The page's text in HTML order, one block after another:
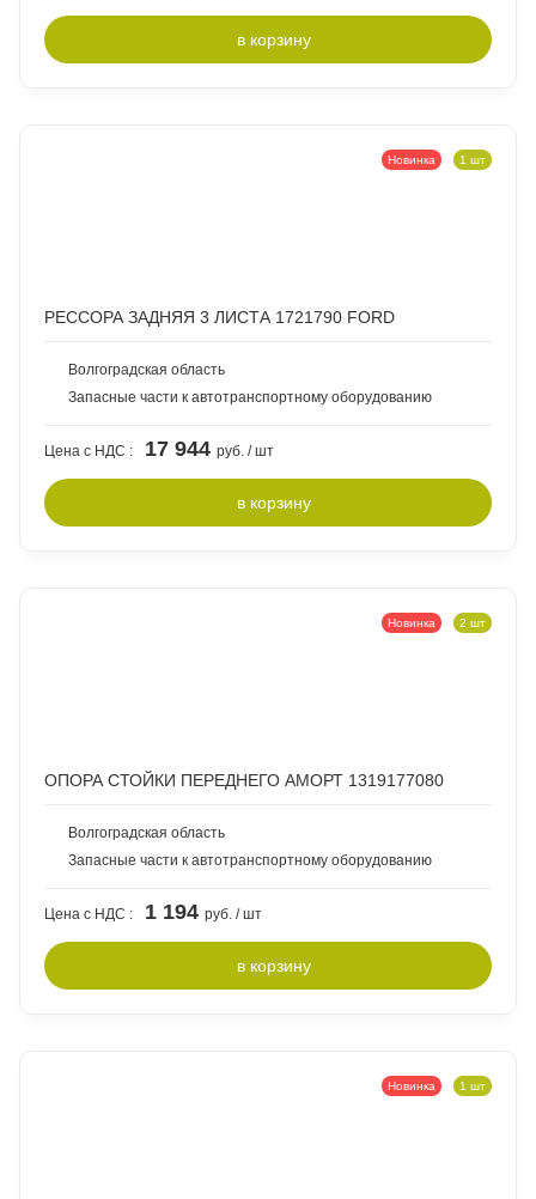
в корзину
Новинка 1 шт
РЕССОРА ЗАДНЯЯ 3 ЛИСТА 1721790 FORD
Волгоградская область
Запасные части к автотранспортному оборудованию
Цена с НДС : 17 944 руб. / шт
в корзину
Новинка 2 шт
ОПОРА СТОЙКИ ПЕРЕДНЕГО АМОРТ 1319177080
Волгоградская область
Запасные части к автотранспортному оборудованию
Цена с НДС : 1 194 руб. / шт
в корзину
Новинка 1 шт